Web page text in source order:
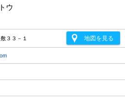
ウ
３３－１ 地図を見る